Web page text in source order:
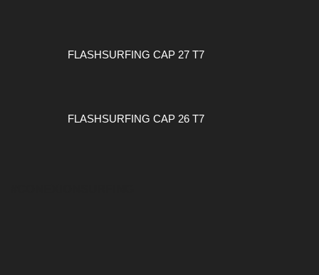
FLASHSURFING CAP 27 T7
FLASHSURFING CAP 26 T7